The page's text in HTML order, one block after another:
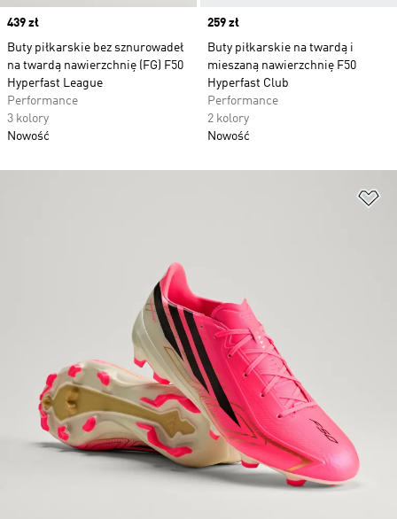
Price
439 zł
Buty piłkarskie bez sznurowadeł
na twardą nawierzchnię (FG) F50
Hyperfast League
Performance
3 kolory
Nowość
Price
259 zł
Buty piłkarskie na twardą i
mieszaną nawierzchnię F50
Hyperfast Club
Performance
2 kolory
Nowość